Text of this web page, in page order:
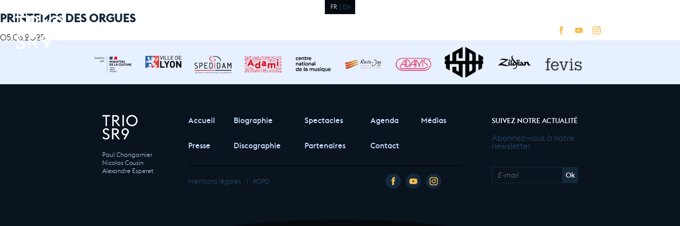
FR EN
PRINTEMPS DES ORGUES
05.03.2025
Paul Changarnier
Nicolas Cousin
Alexandre Esperet
Accueil Biographie Spectacles Agenda Médias
Presse Discographie Partenaires Contact
Mentions légales I RGPD
SUIVEZ NOTRE ACTUALITÉ
Abonnez-vous à notre
newsletter